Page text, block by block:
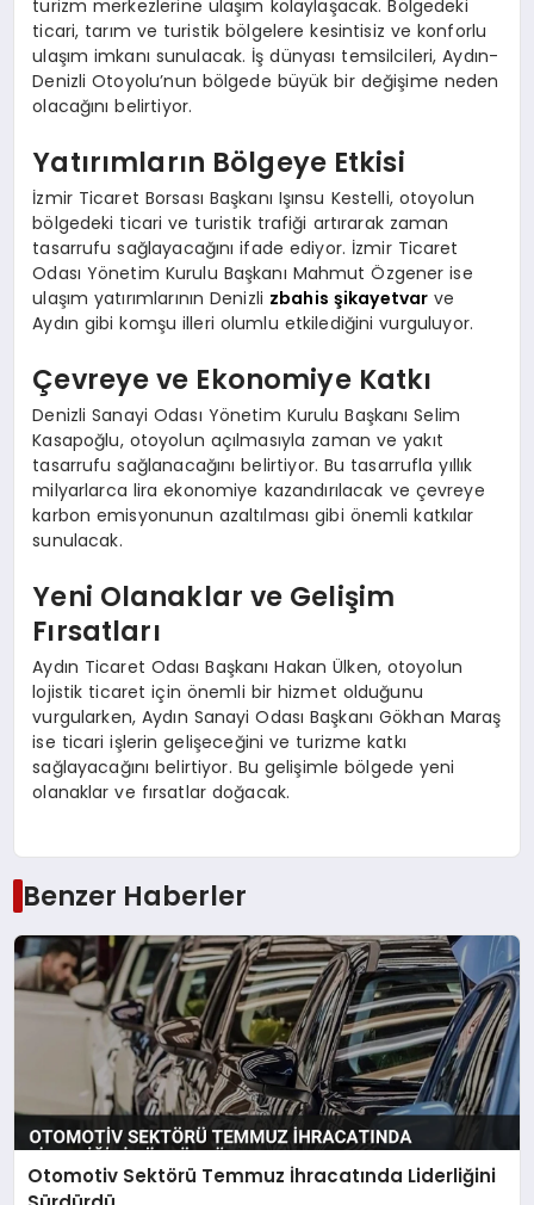
turizm merkezlerine ulaşım kolaylaşacak. Bölgedeki
ticari, tarım ve turistik bölgelere kesintisiz ve konforlu
ulaşım imkanı sunulacak. İş dünyası temsilcileri, Aydın-
Denizli Otoyolu’nun bölgede büyük bir değişime neden
olacağını belirtiyor.
Yatırımların Bölgeye Etkisi
İzmir Ticaret Borsası Başkanı Işınsu Kestelli, otoyolun
bölgedeki ticari ve turistik trafiği artırarak zaman
tasarrufu sağlayacağını ifade ediyor. İzmir Ticaret
Odası Yönetim Kurulu Başkanı Mahmut Özgener ise
ulaşım yatırımlarının Denizli zbahis şikayetvar ve
Aydın gibi komşu illeri olumlu etkilediğini vurguluyor.
Çevreye ve Ekonomiye Katkı
Denizli Sanayi Odası Yönetim Kurulu Başkanı Selim
Kasapoğlu, otoyolun açılmasıyla zaman ve yakıt
tasarrufu sağlanacağını belirtiyor. Bu tasarrufla yıllık
milyarlarca lira ekonomiye kazandırılacak ve çevreye
karbon emisyonunun azaltılması gibi önemli katkılar
sunulacak.
Yeni Olanaklar ve Gelişim
Fırsatları
Aydın Ticaret Odası Başkanı Hakan Ülken, otoyolun
lojistik ticaret için önemli bir hizmet olduğunu
vurgularken, Aydın Sanayi Odası Başkanı Gökhan Maraş
ise ticari işlerin gelişeceğini ve turizme katkı
sağlayacağını belirtiyor. Bu gelişimle bölgede yeni
olanaklar ve fırsatlar doğacak.
Benzer Haberler
Otomotiv Sektörü Temmuz İhracatında Liderliğini